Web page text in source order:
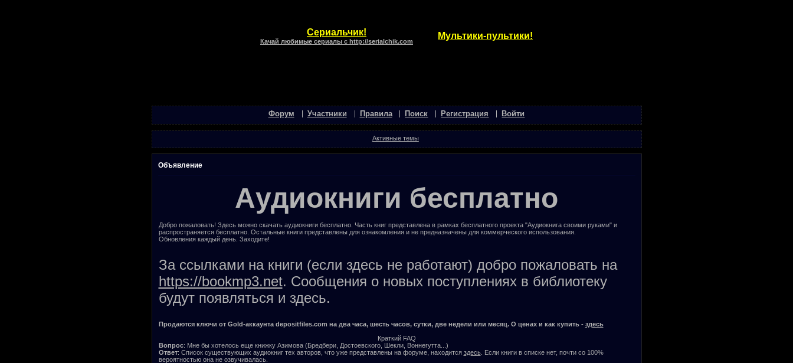
Сериальчик!
Качай любимые сериалы с http://serialchik.com
Мультики-пультики!
Форум Участники Правила Поиск Регистрация Войти
Активные темы
Объявление
Аудиокниги бесплатно
Добро пожаловать! Здесь можно скачать аудиокниги бесплатно. Часть книг представлена в рамках бесплатного проекта "Аудиокнига своими руками" и
распространяется бесплатно. Остальные книги представлены для ознакомления и не предназначены для коммерческого использования.
Обновления каждый день. Заходите!
За ссылками на книги (если здесь не работают) добро пожаловать на
https://bookmp3.net. Сообщения о новых поступлениях в библиотеку
будут появляться и здесь.
Продаются ключи от Gold-аккаунта depositfiles.com на два часа, шесть часов, сутки, две недели или месяц. О ценах и как купить - здесь
Краткий FAQ
Вопрос: Мне бы хотелось еще книжку Азимова (Бредбери, Достоевского, Шекли, Воннегутта...)
Ответ: Список существующих аудиокниг тех авторов, что уже представлены на форуме, находится здесь. Если книги в списке нет, почти со 100%
вероятностью она не озвучивалась.